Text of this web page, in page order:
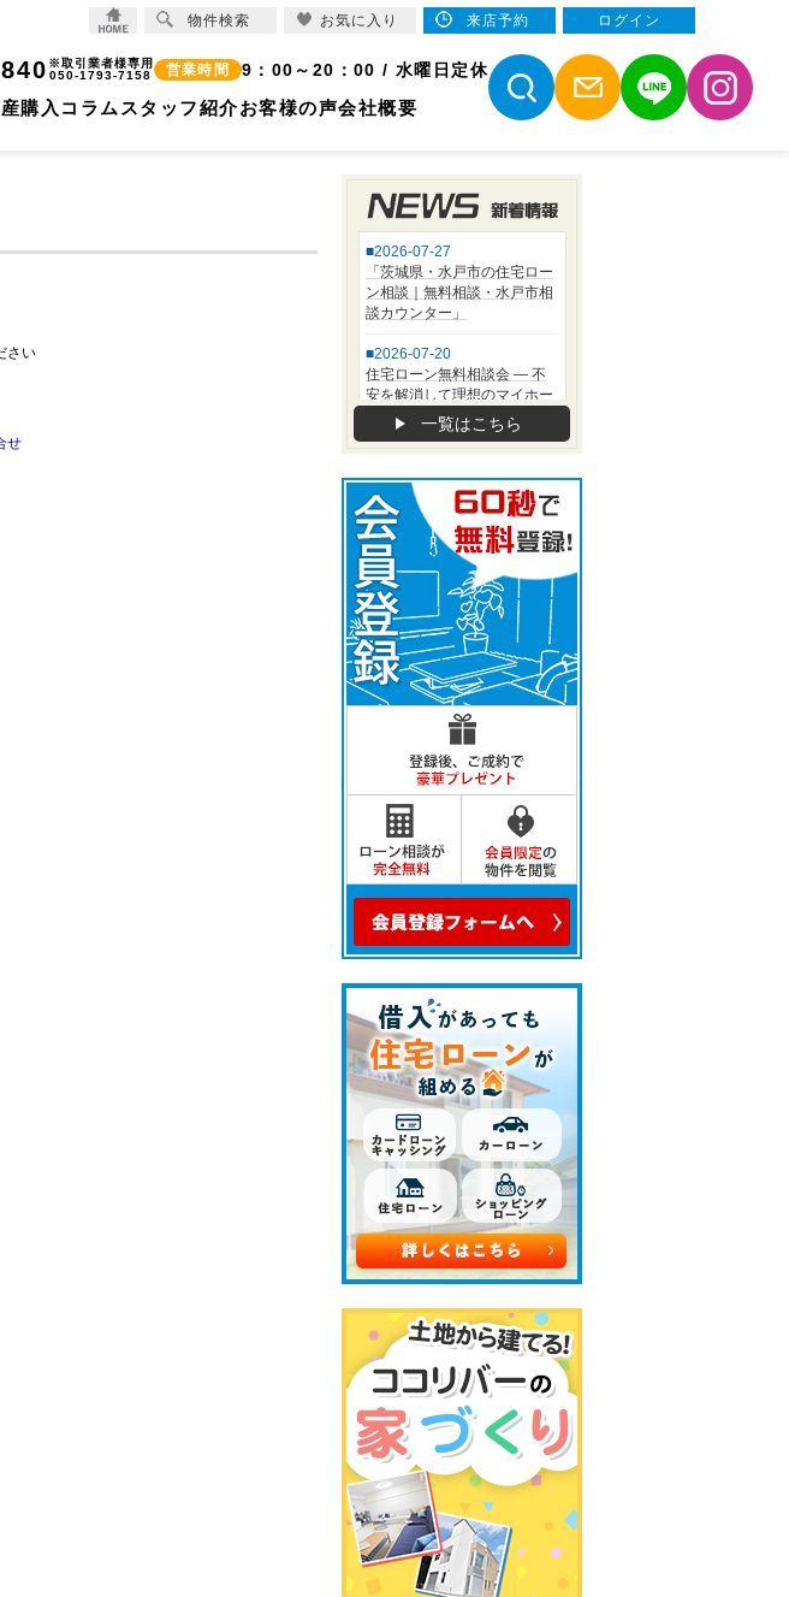
※取引業者様専用
050-1793-7158
営業時間 9：00～20：00 / 水曜日定休
購入コラム スタッフ紹介お客様の声会社概要
さい
せ
一覧はこちら
物件検索 お気に入り 来店予約 ログイン